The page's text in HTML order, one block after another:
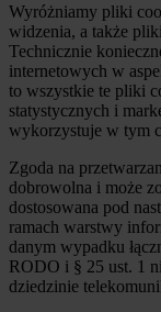
Wyróżniamy pliki
widzenia, a także
Technicznie
internetowych w
to wszystkie te pliki
statystycznych i
wykorzystuje w tym
Zgoda na
dobrowolna i może
dostosowana pod
ramach warstwy
danym wypadku
RODO i § 25 ust. 1
dziedzinie